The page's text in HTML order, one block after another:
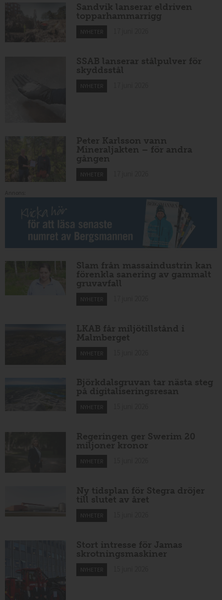
Sandvik lanserar eldriven
topparhammarrigg
NYHETER
SSAB lanserar stålpulver för
skyddsstål
NYHETER
Peter Karlsson vann
Mineraljakten – för andra
gången
NYHETER
Slam från massaindustrin kan
förenkla sanering av gammalt
gruvavfall
NYHETER
LKAB får miljötillstånd i
Malmberget
NYHETER
Björkdalsgruvan tar nästa steg
på digitaliseringsresan
NYHETER
Regeringen ger Swerim 20
miljoner kronor
NYHETER
Ny tidsplan för Stegra dröjer
till slutet av året
NYHETER
Stort intresse för Jamas
skrotningsmaskiner
NYHETER